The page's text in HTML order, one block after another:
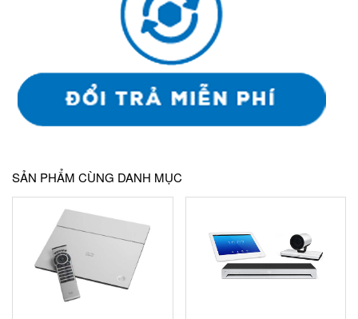
SẢN PHẨM CÙNG DANH MỤC